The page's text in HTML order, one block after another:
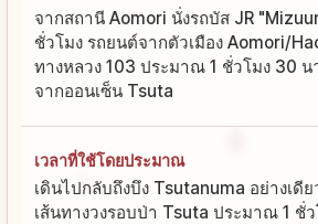
จากสถานี Aomori นั่งรถบัส JR
ชั่วโมง รถยนต์จากตัวเมือง Aomori/
ทางหลวง 103 ประมาณ 1 ชั่วโมง 30 น
จากออนเซ็น Tsuta
เวลาที่ใช้โดยประมาณ
เดินไปกลับถึงบึง Tsutanuma อย่างเดี
เส้นทางวงรอบป่า Tsuta ประมาณ 1 ชั่